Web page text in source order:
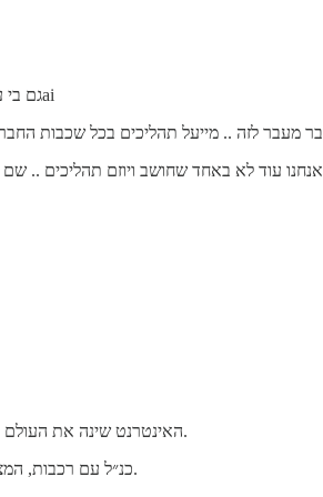
גם בי עלו מחשבות בועה אם הai
אנחנו עוד לא באחד שחושב ויוזם תהליכים ..
האינטרנט שינה את העולם ועדיין הייתה בועה בדרך.
כנ״ל עם רכבות, המצאת החשמל והרכב, וכו׳.